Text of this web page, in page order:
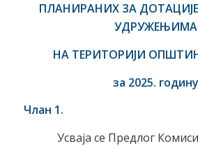
ПЛАНИРАНИХ ЗА
УДРУЖЕЊИМА
НА ТЕРИТОРИЈИ
за 2025. годину
Члан 1.
Усваја се Предлог